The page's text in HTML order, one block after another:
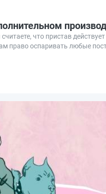
что пристав
право оспаривать любые